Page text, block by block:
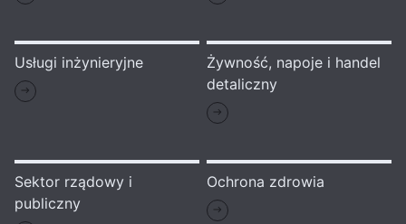
Usługi inżynieryjne
Żywność, napoje i handel
detaliczny
Sektor rządowy i
publiczny
Ochrona zdrowia